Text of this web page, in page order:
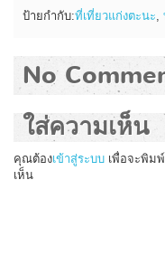
ป้ายกำกับ:ที่เที่ยวแก่งตะนะ,
No
ใส่ความเห็น
คุณต้องเข้าสู่ระบบ เพื่อจะพิม
เห็น